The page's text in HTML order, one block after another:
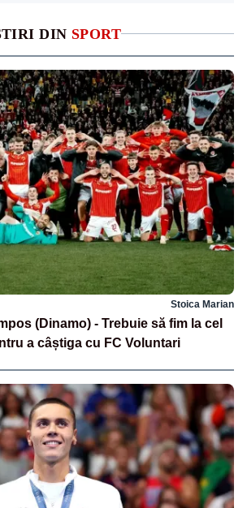
DIN SPORT
Stoica Marian
(Dinamo) - Trebuie să fim la cel
a câștiga cu FC Voluntari